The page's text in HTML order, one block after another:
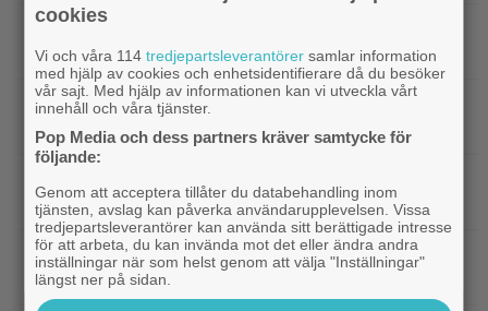
kvinnan” – danska Netflix-thrillern visar upp sig
Jurassic World|Regissören flyr nästa ”Jurassic
World”-film – jakten på ersättare igång
Vilhelm Blomgren om otroheten i
nya komedin: ”Pirret av det förbjudna”
Bruce Willis|Ikväll på tv: ”Die Hard”-filmen som
Bruce Willis tyckte var bättre än 1:an
cookies
Vi och våra 114tredjepartsleverantörer samlar information
med hjälp av cookies och enhetsidentifierare då du besöker
vår sajt. Med hjälp av informationen kan vi utveckla vårt
innehåll och våra tjänster.
Pop Media och dess partners kräver samtycke för
följande:
Genom att acceptera tillåter du databehandling inom
tjänsten, avslag kan påverka användarupplevelsen. Vissa
tredjepartsleverantörer kan använda sitt berättigade intresse
för att arbeta, du kan invända mot det eller ändra andra
inställningar när som helst genom att välja "Inställningar"
längst ner på sidan.